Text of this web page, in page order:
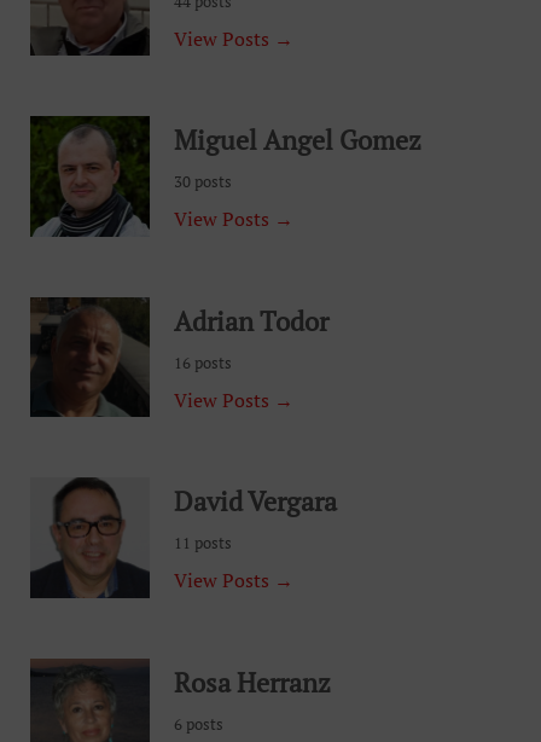
View Posts →
Miguel Angel Gomez
30 posts
View Posts →
Adrian Todor
16 posts
View Posts →
David Vergara
11 posts
View Posts →
Rosa Herranz
6 posts